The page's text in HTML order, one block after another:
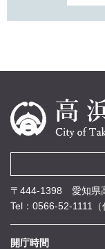
〒444-1398 愛知県
Tel：0566-52-1111（
開庁時間